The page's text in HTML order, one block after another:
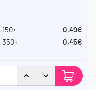
0,49€
0,45€